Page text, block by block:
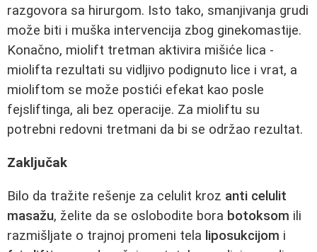
razgovora sa hirurgom. Isto tako, smanjivanja grudi
može biti i muška intervencija zbog ginekomastije.
Konačno, miolift tretman aktivira mišiće lica -
miolifta rezultati su vidljivo podignuto lice i vrat, a
mioliftom se može postići efekat kao posle
fejsliftinga, ali bez operacije. Za mioliftu su
potrebni redovni tretmani da bi se održao rezultat.
Zaključak
Bilo da tražite rešenje za celulit kroz anti celulit
masažu, želite da se oslobodite bora botoksom ili
razmišljate o trajnoj promeni tela liposukcijom i